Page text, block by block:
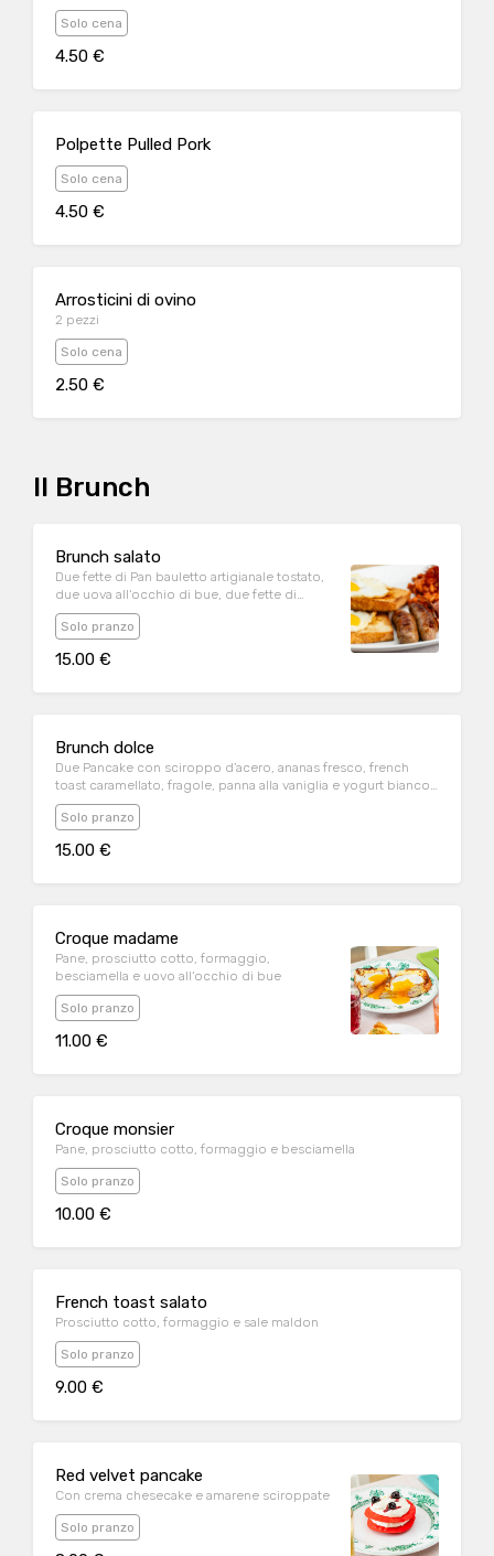
Solo cena
4.50 €
Polpette Pulled Pork
Solo cena
4.50 €
Arrosticini di ovino
2 pezzi
Solo cena
2.50 €
Il Brunch
Brunch salato
Due fette di Pan bauletto artigianale tostato,
due uova all‘occhio di bue, due fette di
pancetta stufata, una salsiccia, fagioli
all‘uccelletto e mezzo pomodoro alla piastra
Solo pranzo
15.00 €
Brunch dolce
Due Pancake con sciroppo d’acero, ananas fresco, french
toast caramellato, fragole, panna alla vaniglia e yogurt bianco
con granola
Solo pranzo
15.00 €
Croque madame
Pane, prosciutto cotto, formaggio,
besciamella e uovo all‘occhio di bue
Solo pranzo
11.00 €
Croque monsier
Pane, prosciutto cotto, formaggio e besciamella
Solo pranzo
10.00 €
French toast salato
Prosciutto cotto, formaggio e sale maldon
Solo pranzo
9.00 €
Red velvet pancake
Con crema chesecake e amarene sciroppate
Solo pranzo